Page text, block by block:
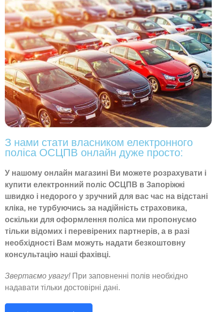
З нами стати власником електронного
поліса ОСЦПВ онлайн дуже просто:
У нашому онлайн магазині Ви можете розрахувати і
купити електронний поліс ОСЦПВ в Запоріжжі
швидко і недорого у зручний для вас час на відстані
кліка, не турбуючись за надійність страховика,
оскільки для оформлення поліса ми пропонуємо
тільки відомих і перевірених партнерів, а в разі
необхідності Вам можуть надати безкоштовну
консультацію наші фахівці.
Звертаємо увагу! При заповненні полів необхідно
надавати тільки достовірні дані.